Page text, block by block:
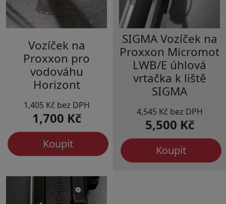
Vozíček na
Proxxon pro
vodováhu
Horizont
1,405 Kč bez DPH
1,700 Kč
Koupit
SIGMA Vozíček na
Proxxon Micromot
LWB/E úhlová
vrtačka k liště
SIGMA
4,545 Kč bez DPH
5,500 Kč
Koupit